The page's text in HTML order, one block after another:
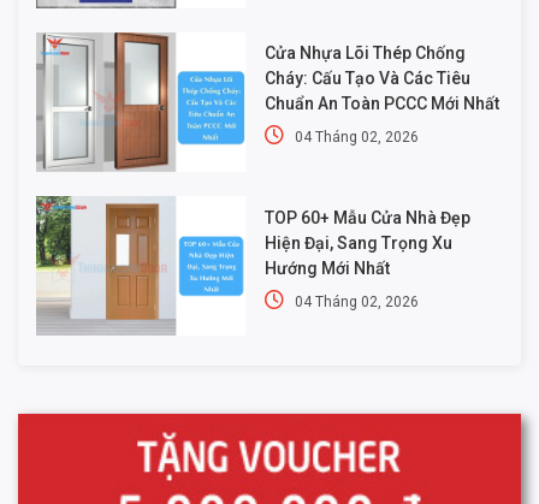
Cửa Nhựa Lõi Thép Chống
Cháy: Cấu Tạo Và Các Tiêu
Chuẩn An Toàn PCCC Mới Nhất
04 Tháng 02, 2026
TOP 60+ Mẫu Cửa Nhà Đẹp
Hiện Đại, Sang Trọng Xu
Hướng Mới Nhất
04 Tháng 02, 2026